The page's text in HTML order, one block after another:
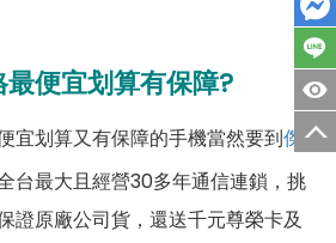
便宜划算有保障?
宜划算又有保障的手機當然要到傑
台最大且經營30多年通信連鎖，挑
證原廠公司貨，還送千元尊榮卡及